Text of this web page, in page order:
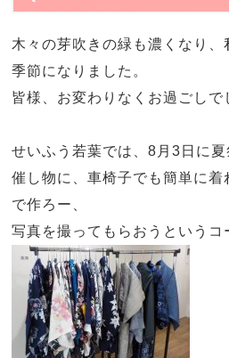
木々の芽吹きの緑も濃くなり、
季節になりました。
皆様、お変わりなくお過ごしで
せいふう若葉では、8月3日に
催し物に、車椅子でも簡単に着
で作ろー、
写真を撮ってもらおうというコ